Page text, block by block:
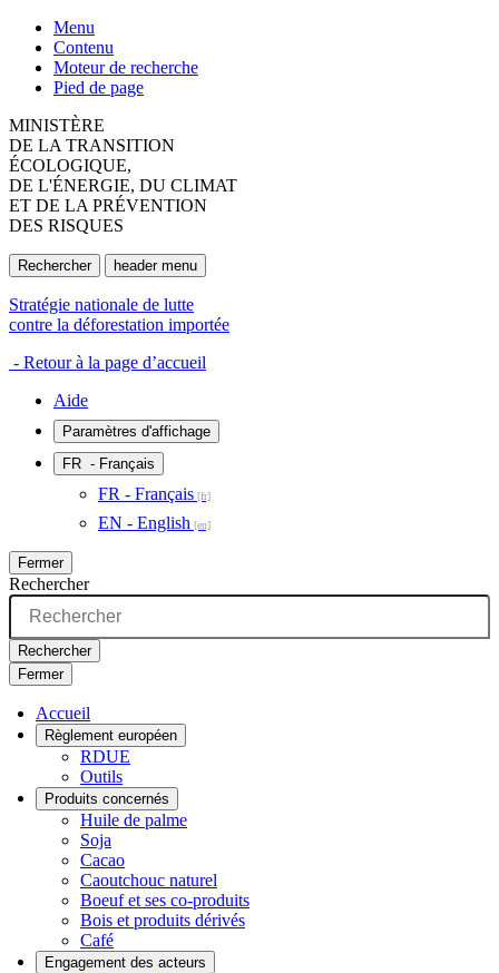
Menu
Contenu
Moteur de recherche
Pied de page
MINISTÈRE
DE LA TRANSITION
ÉCOLOGIQUE,
DE L'ÉNERGIE, DU CLIMAT
ET DE LA PRÉVENTION
DES RISQUES
Rechercher header menu
Stratégie nationale de lutte
contre la déforestation importée
- Retour à la page d’accueil
Aide
Paramètres d'affichage
FR - Français
FR - Français
EN - English
Fermer
Rechercher
Rechercher
Fermer
Accueil
Règlement européen
RDUE
Outils
Produits concernés
Huile de palme
Soja
Cacao
Caoutchouc naturel
Boeuf et ses co-produits
Bois et produits dérivés
Café
Engagement des acteurs